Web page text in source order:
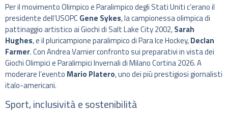
Per il movimento Olimpico e Paralimpico degli Stati Uniti c’erano il
presidente dell’USOPCGene Sykes, la campionessa olimpica di
pattinaggio artistico ai Giochi di Salt Lake City 2002,Sarah
Hughes, e il pluricampione paralimpico di Para Ice Hockey,Declan
Farmer. Con Andrea Varnier confronto sui preparativi in vista dei
Giochi Olimpici e Paralimpici Invernali di Milano Cortina 2026. A
moderare l’evento Mario Platero, uno dei più prestigiosi giornalisti
italo-americani.
Sport, inclusività e sostenibilità